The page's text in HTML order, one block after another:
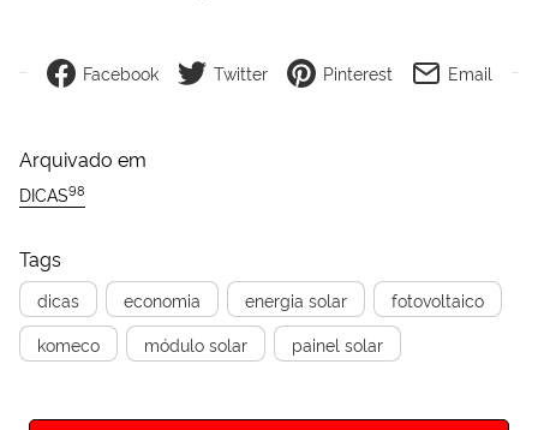
Facebook Twitter Pinterest Email
Arquivado em
DICAS98
Tags
dicas economia energia solar
fotovoltaico
komeco
módulo solar painel solar